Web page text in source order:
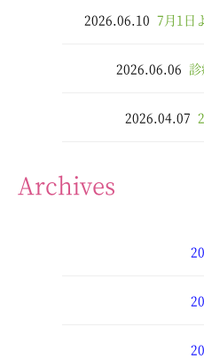
2026.06.10 7月1日
2026.06.06
2026.04.07
Archives